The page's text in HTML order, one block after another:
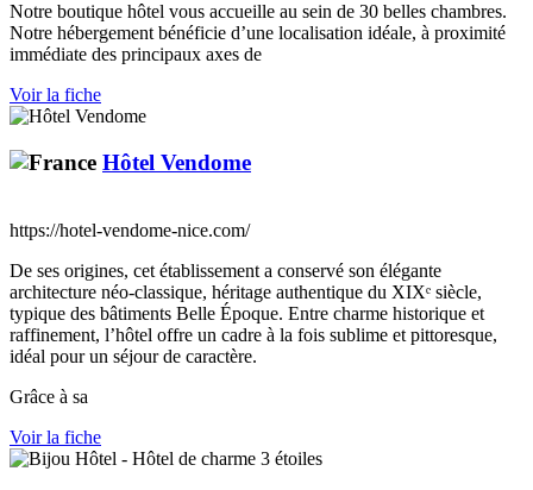
Notre boutique hôtel vous accueille au sein de 30 belles chambres.
Notre hébergement bénéficie d’une localisation idéale, à proximité
immédiate des principaux axes de
Voir la fiche
Hôtel Vendome
https://hotel-vendome-nice.com/
De ses origines, cet établissement a conservé son élégante
architecture néo-classique, héritage authentique du XIXᵉ siècle,
typique des bâtiments Belle Époque. Entre charme historique et
raffinement, l’hôtel offre un cadre à la fois sublime et pittoresque,
idéal pour un séjour de caractère.
Grâce à sa
Voir la fiche